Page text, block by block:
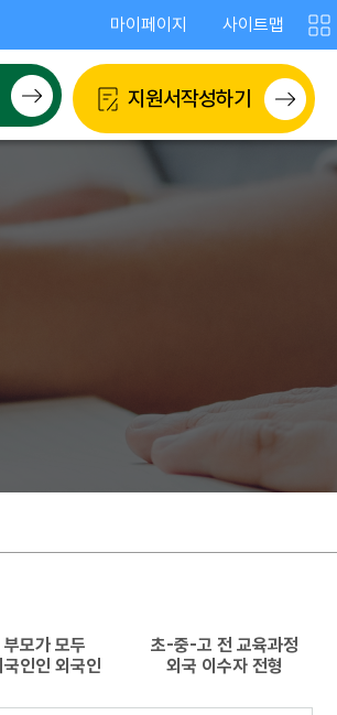
마이페이지 사이트맵
사
기
지원서작성하기
부모가 모두
국인인 외국인
초-중-고 전 교육과정
외국 이수자 전형